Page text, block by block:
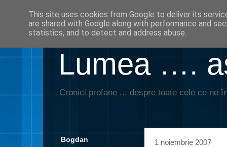
Lumea ….
Cronici profane ... despre toate cele ce ne
1 noiembrie 2007
Bogdan
This site uses cookies from Google to deliver its
are shared with Google along with performance and
statistics, and to detect and address abuse.